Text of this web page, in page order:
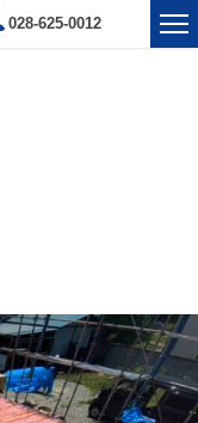
028-625-0012